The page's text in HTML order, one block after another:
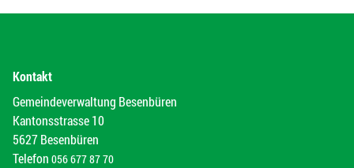
Kontakt
Gemeindeverwaltung Besenbüren
Kantonsstrasse 10
5627 Besenbüren
Telefon 056 677 87 70